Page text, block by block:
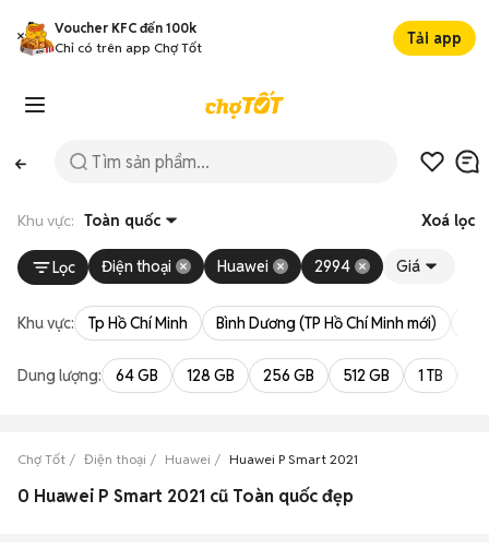
Voucher KFC đến 100k
Chỉ có trên app Chợ Tốt
Tải app
Khu vực: Toàn quốc Xoá lọc
Lọc Điện thoại Huawei 2994 Giá
Khu vực: Tp Hồ Chí Minh Bình Dương (TP Hồ Chí Minh mới)
Dung lượng: 64 GB 128 GB 256 GB 512 GB 1 TB
Chợ Tốt Điện thoại Huawei Huawei P Smart 2021
0 Huawei P Smart 2021 cũ Toàn quốc đẹp